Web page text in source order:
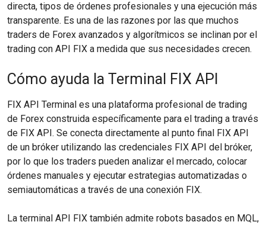
directa, tipos de órdenes profesionales y una ejecución más
transparente. Es una de las razones por las que muchos
traders de Forex avanzados y algorítmicos se inclinan por el
trading con API FIX a medida que sus necesidades crecen.
Cómo ayuda la Terminal FIX API
FIX API Terminal es una plataforma profesional de trading
de Forex construida específicamente para el trading a través
de FIX API. Se conecta directamente al punto final FIX API
de un bróker utilizando las credenciales FIX API del bróker,
por lo que los traders pueden analizar el mercado, colocar
órdenes manuales y ejecutar estrategias automatizadas o
semiautomáticas a través de una conexión FIX.
La terminal API FIX también admite robots basados en MQL,